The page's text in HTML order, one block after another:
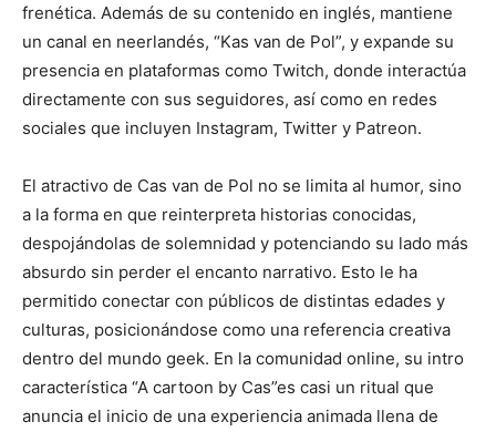
frenética. Además de su contenido en inglés, mantiene
un canal en neerlandés, “Kas van de Pol”, y expande su
presencia en plataformas como Twitch, donde interactúa
directamente con sus seguidores, así como en redes
sociales que incluyen Instagram, Twitter y Patreon.
El atractivo de Cas van de Pol no se limita al humor, sino
a la forma en que reinterpreta historias conocidas,
despojándolas de solemnidad y potenciando su lado más
absurdo sin perder el encanto narrativo. Esto le ha
permitido conectar con públicos de distintas edades y
culturas, posicionándose como una referencia creativa
dentro del mundo geek. En la comunidad online, su intro
característica “A cartoon by Cas”es casi un ritual que
anuncia el inicio de una experiencia animada llena de